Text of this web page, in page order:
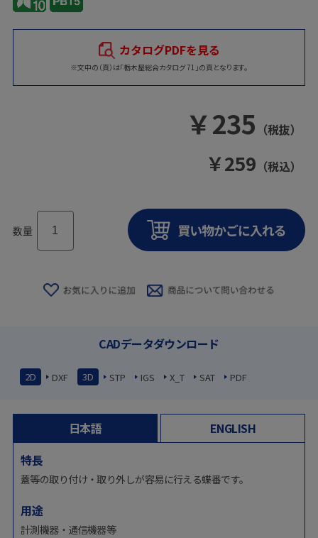
カタログPDFを見る
※文中の（頁）は「栃木屋総合カタログ 71」の頁となります。
￥235 （税抜）
￥259 （税込）
数量
CADデータダウンロード
2D DXF 3D STP IGS X_T SAT PDF
日本語
ENGLISH
特長
蓋等の取り付け・取り外しが容易に行える蝶番です。
用途
計測機器・通信機器等